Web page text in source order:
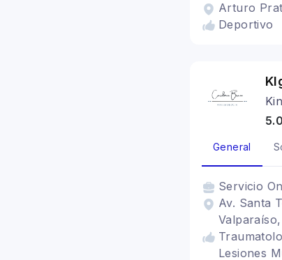
Arturo
Deportivo
5.0
General
Servicio
Av. Santa
Lesiones